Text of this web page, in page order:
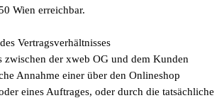
Wien erreichbar.
Vertragsverhältnisses
zwischen der xweb OG und dem Kunden
Annahme einer über den Onlineshop
eines Auftrages, oder durch die tatsächliche